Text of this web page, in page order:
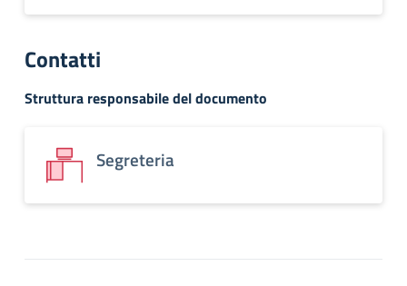
Contatti
Struttura responsabile del documento
Segreteria